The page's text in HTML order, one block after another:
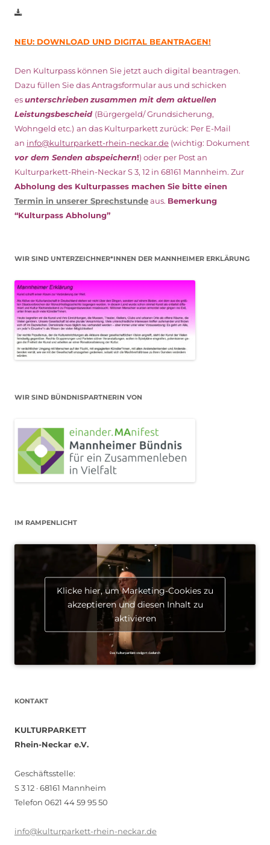
NEU: DOWNLOAD UND DIGITAL BEANTRAGEN!
Den Kulturpass können Sie jetzt auch digital beantragen.
Dazu füllen Sie das Antragsformular aus und schicken
esunterschriebenzusammen mit dem aktuellen
Leistungsbescheid (Bürgergeld/ Grundsicherung,
Wohngeld etc.) an das Kulturparkett zurück: Per E-Mail
an info@kulturparkett-rhein-neckar.de (wichtig: Dokument
vor dem Senden abspeichern!) oder per Post an
Kulturparkett-Rhein-Neckar S 3, 12 in 68161 Mannheim. Zur
Abholung des Kulturpasses machen Sie bitte einen
Termin in unserer Sprechstundeaus. Bemerkung
“Kulturpass Abholung”
WIR SIND UNTERZEICHNER*INNEN DER MANNHEIMER ERKLÄRUNG
WIR SIND BÜNDNISPARTNERIN VON
IM RAMPENLICHT
Klicke hier, um Marketing-Cookies zu
akzeptieren und diesen Inhalt zu
aktivieren
KONTAKT
KULTURPARKETT
Rhein-Neckar e.V.
Geschäftsstelle:
S 3 12 · 68161 Mannheim
Telefon 0621 44 59 95 50
info@kulturparkett-rhein-neckar.de